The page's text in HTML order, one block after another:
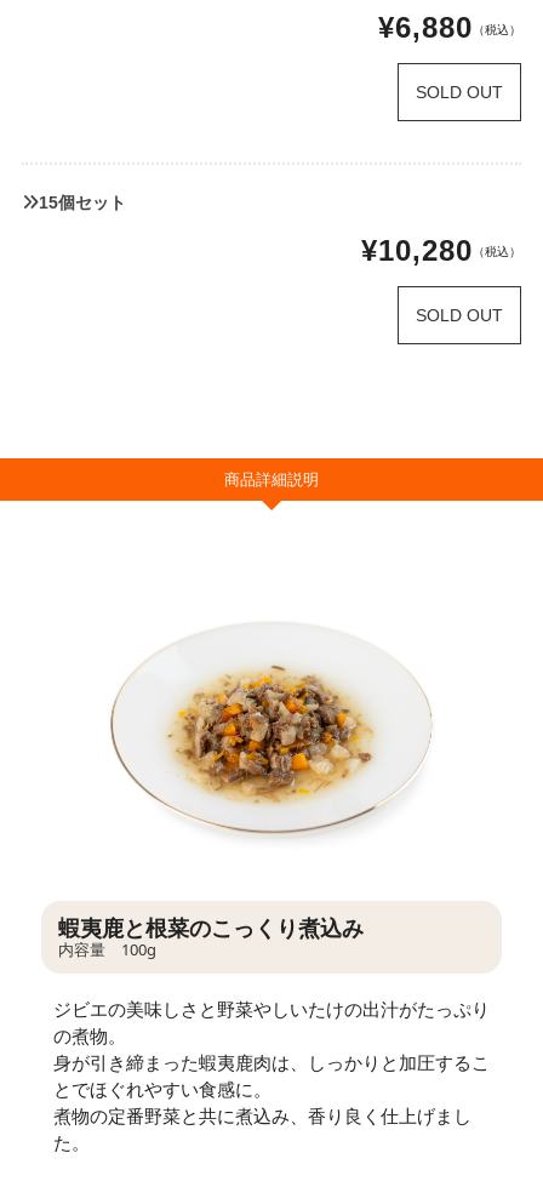
¥6,880 （税込）
SOLD OUT
15個セット
¥10,280 （税込）
SOLD OUT
商品詳細説明
蝦夷鹿と根菜のこっくり煮込み
内容量 100g
ジビエの美味しさと野菜やしいたけの出汁がたっぷり
の煮物。
身が引き締まった蝦夷鹿肉は、しっかりと加圧するこ
とでほぐれやすい食感に。
煮物の定番野菜と共に煮込み、香り良く仕上げまし
た。